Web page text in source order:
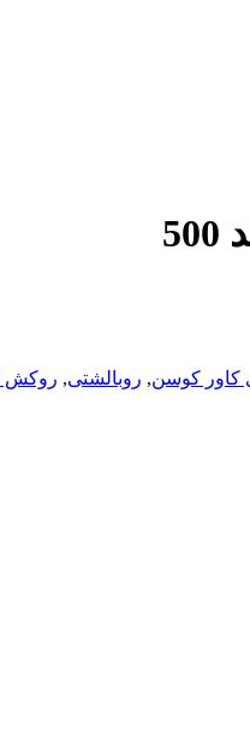
کاور کوسن, روبالشتی, روکش